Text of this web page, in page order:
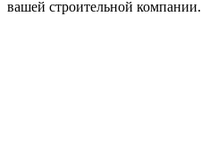
вашей строительной компании.